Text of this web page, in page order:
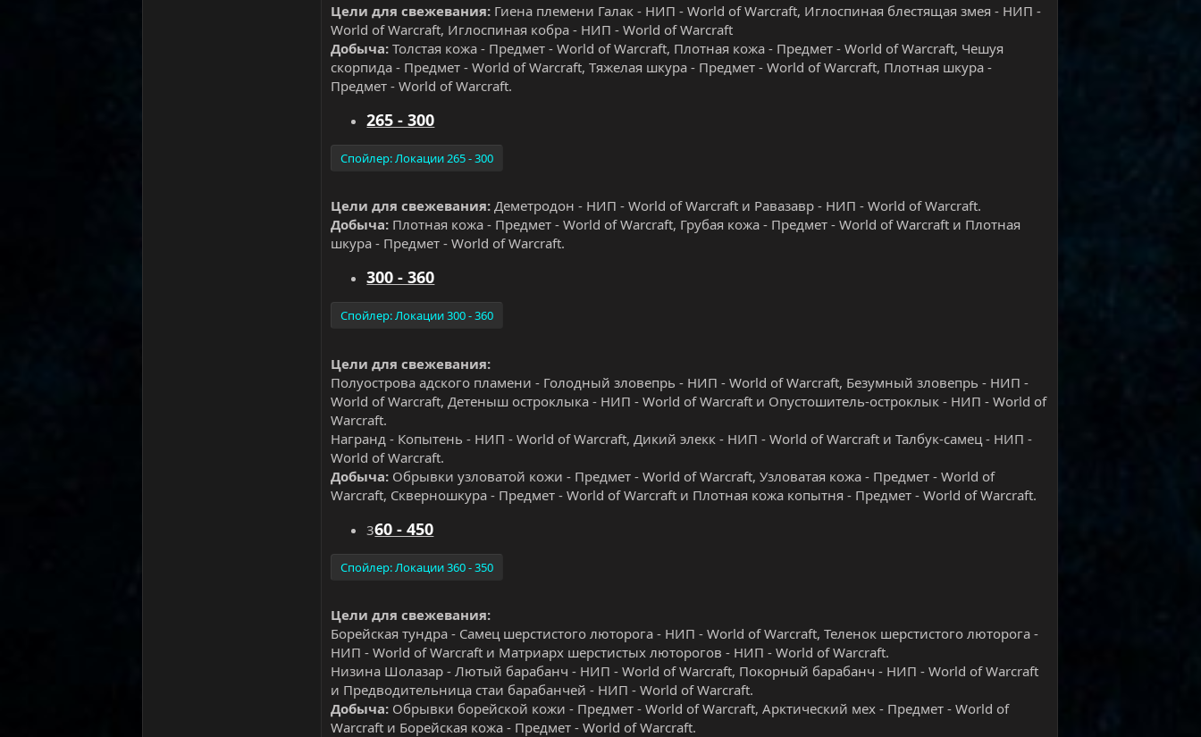
Цели для свежевания: Гиена племени Галак - НИП - World of Warcraft, Иглоспиная блестящая змея - НИП -
World of Warcraft, Иглоспиная кобра - НИП - World of Warcraft
Добыча: Толстая кожа - Предмет - World of Warcraft, Плотная кожа - Предмет - World of Warcraft, Чешуя
скорпида - Предмет - World of Warcraft, Тяжелая шкура - Предмет - World of Warcraft, Плотная шкура -
Предмет - World of Warcraft.
265 - 300
Спойлер: Локации 265 - 300
Цели для свежевания: Деметродон - НИП - World of Warcraft и Равазавр - НИП - World of Warcraft.
Добыча: Плотная кожа - Предмет - World of Warcraft, Грубая кожа - Предмет - World of Warcraft и Плотная
шкура - Предмет - World of Warcraft.
300 - 360
Спойлер:Локации 300 - 360
Цели для свежевания:
Полуострова адского пламени - Голодный зловепрь - НИП - World of Warcraft, Безумный зловепрь - НИП -
World of Warcraft, Детеныш остроклыка - НИП - World of Warcraft и Опустошитель-остроклык - НИП - World of
Warcraft.
Награнд - Копытень - НИП - World of Warcraft, Дикий элекк - НИП - World of Warcraft и Талбук-самец - НИП -
World of Warcraft.
Добыча: Обрывки узловатой кожи - Предмет - World of Warcraft, Узловатая кожа - Предмет - World of
Warcraft, Скверношкура - Предмет - World of Warcraft и Плотная кожа копытня - Предмет - World of Warcraft.
360 - 450
Спойлер: Локации 360 - 350
Цели для свежевания:
Борейская тундра - Самец шерстистого люторога - НИП - World of Warcraft, Теленок шерстистого люторога -
НИП - World of Warcraft и Матриарх шерстистых люторогов - НИП - World of Warcraft.
Низина Шолазар - Лютый барабанч - НИП - World of Warcraft, Покорный барабанч - НИП - World of Warcraft
и Предводительница стаи барабанчей - НИП - World of Warcraft.
Добыча: Обрывки борейской кожи - Предмет - World of Warcraft, Арктический мех - Предмет - World of
Warcraft и Борейская кожа - Предмет - World of Warcraft.